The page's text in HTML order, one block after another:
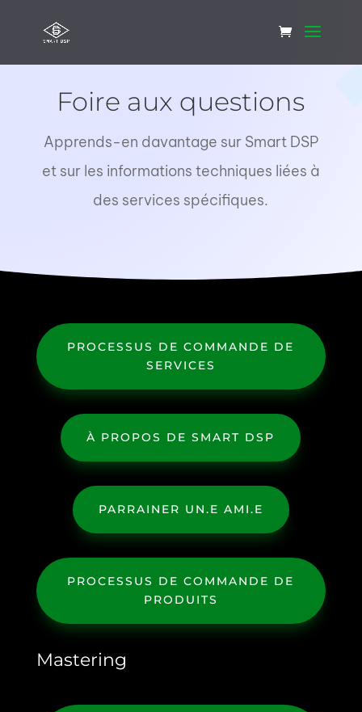
Foire aux questions
Apprends-en davantage sur Smart DSP
et sur les informations techniques liées à
des services spécifiques.
PROCESSUS DE COMMANDE DE
SERVICES
À PROPOS DE SMART DSP
PARRAINER UN.E AMI.E
PROCESSUS DE COMMANDE DE
PRODUITS
Mastering